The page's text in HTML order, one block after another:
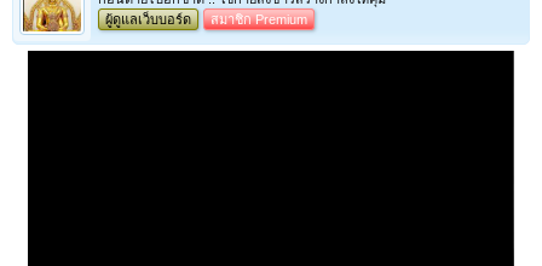
ผู้ดูแลเว็บบอร์ด
สมาชิก Premium